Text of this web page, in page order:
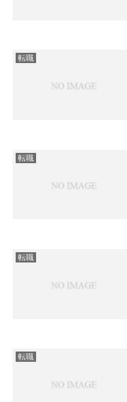
転職
転職
転職
転職